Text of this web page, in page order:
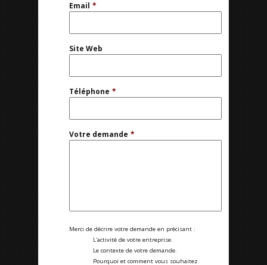
Email *
Site Web
Téléphone *
Votre demande *
Merci de décrire votre demande en précisant :
L'activité de votre entreprise.
Le contexte de votre demande.
Pourquoi et comment vous souhaitez